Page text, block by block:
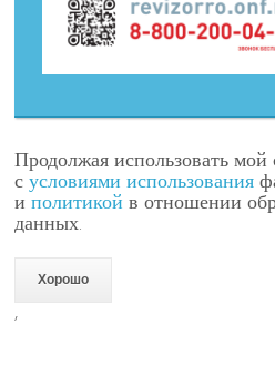
Продолжая использовать мой
сусловиями использования
иполитикой в отношении
данных.
Хорошо
,